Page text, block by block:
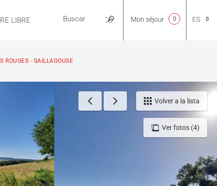
LIBRE PRÁCTICO
NL
FR
ES
Mon séjour 0
ROUGES - SAILLAGOUSE
Ver fotos (4)
Volver a la lista